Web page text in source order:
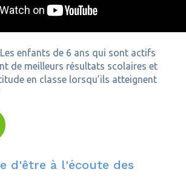
enfants de 6 ans qui sont actifs
de meilleurs résultats scolaires et
en classe lorsqu’ils atteignent
d'être à l'écoute des